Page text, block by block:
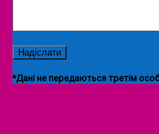
*Дані не передаються третім